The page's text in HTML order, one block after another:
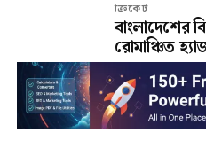
ক্রিকেট
বাংলাদেশের
রোমাঞ্চিত